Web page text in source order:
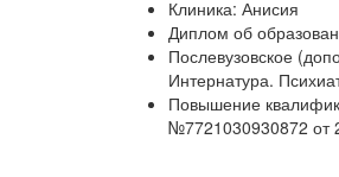
Клиника: Анисия
Диплом об
Послевузовское
Интернатура.
Повышение
№7721030930872 от